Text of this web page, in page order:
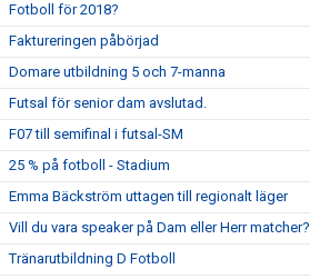
Fotboll för 2018?
Faktureringen påbörjad
Domare utbildning 5 och 7-manna
Futsal för senior dam avslutad.
F07 till semifinal i futsal-SM
25 % på fotboll - Stadium
Emma Bäckström uttagen till regionalt läger
Vill du vara speaker på Dam eller Herr matcher?
Tränarutbildning D Fotboll